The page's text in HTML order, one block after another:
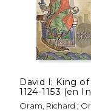
David I: King of
1124-1153 (en
Oram, Richard ;